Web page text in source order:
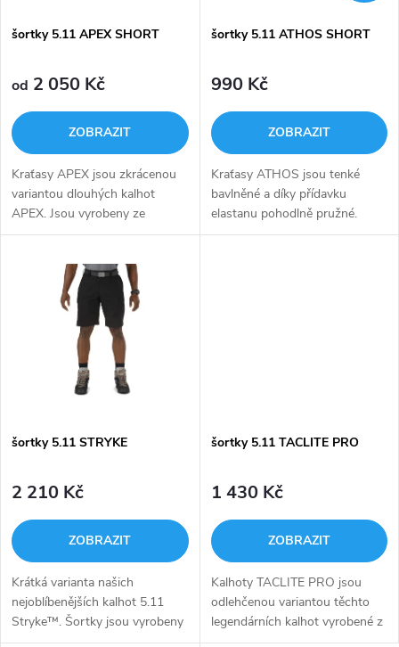
p
r
o
d
u
s
p
r
o
d
u
šortky 5.11 APEX SHORT
od 2 050 Kč
ZOBRAZIT
Kraťasy APEX jsou zkrácenou
variantou dlouhých kalhot
APEX. Jsou vyrobeny ze
strečové látky vyvinuté a
Tactical pod obchodním
názvem Flex-Tac. Tento...
šortky 5.11 ATHOS SHORT
990 Kč
ZOBRAZIT
Kraťasy ATHOS jsou tenké
bavlněné a díky přídavku
elastanu pohodlně pružné.
Přední kapsa na mobil, zadní
šortky 5.11 STRYKE
2 210 Kč
ZOBRAZIT
Krátká varianta našich
nejoblíbenějších kalhot 5.11
Stryke™. Šortky jsou vyrobeny
ze strečové ripstopové tkaniny
šortky 5.11 TACLITE PRO
1 430 Kč
ZOBRAZIT
Kalhoty TACLITE PRO jsou
odlehčenou variantou těchto
legendárních kalhot vyrobené z
prodyšně chladivé směsi 65%